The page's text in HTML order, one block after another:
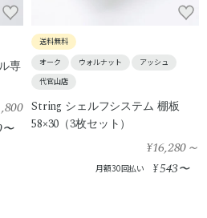
専
〜
送料無料
オーク
ウォルナット
アッシュ
代官山店
String シェルフシステム 棚板
58×30（3枚セット）
¥16,280～
月額30回払い ¥543〜